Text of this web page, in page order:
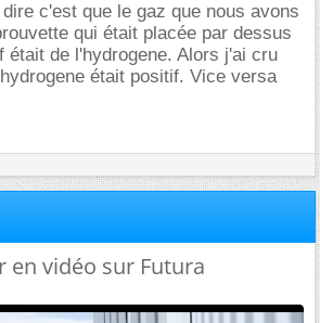
c'est que le gaz que nous avons
qui était placée par dessus
était de l'hydrogene. Alors j'ai cru
était positif. Vice versa
en vidéo sur Futura